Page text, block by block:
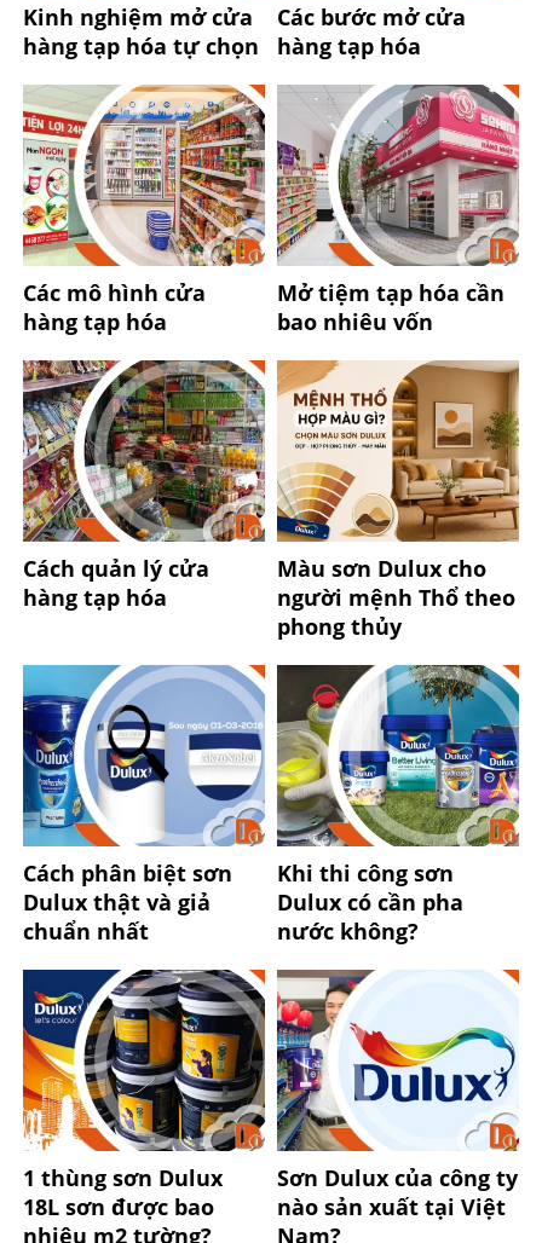
Kinh nghiệm mở cửa
hàng tạp hóa tự chọn
Các bước mở cửa
hàng tạp hóa
Các mô hình cửa
hàng tạp hóa
Mở tiệm tạp hóa cần
bao nhiêu vốn
Cách quản lý cửa
hàng tạp hóa
Màu sơn Dulux cho
người mệnh Thổ theo
phong thủy
Cách phân biệt sơn
Dulux thật và giả
chuẩn nhất
Khi thi công sơn
Dulux có cần pha
nước không?
1 thùng sơn Dulux
18L sơn được bao
nhiêu m2 tường?
Sơn Dulux của công ty
nào sản xuất tại Việt
Nam?